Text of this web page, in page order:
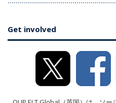
Get involved